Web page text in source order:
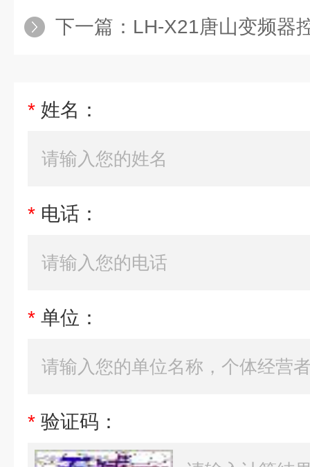
下一篇： LH-X21唐山变频器
* 姓名：
* 电话：
* 单位：
* 验证码：